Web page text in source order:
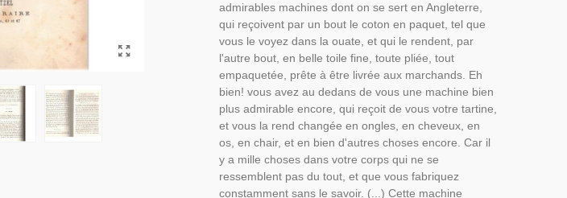
admirables machines dont on se sert en Angleterre,
qui reçoivent par un bout le coton en paquet, tel que
vous le voyez dans la ouate, et qui le rendent, par
l'autre bout, en belle toile fine, toute pliée, tout
empaquetée, prête à être livrée aux marchands. Eh
bien! vous avez au dedans de vous une machine bien
plus admirable encore, qui reçoit de vous votre tartine,
et vous la rend changée en ongles, en cheveux, en
os, en chair, et en bien d'autres choses encore. Car il
y a mille choses dans votre corps qui ne se
ressemblent pas du tout, et que vous fabriquez
constamment sans le savoir. (...) Cette machine